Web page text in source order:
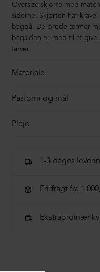
Oversize skjorte med
siderne. Skjorten har
bagpå. De brede ærmer
bagsiden er med til at give
farver.
Materiale
Pasform og mål
Str. XS-S-M-L-XL-XXL
Længde bagpå 57-58-59-60-
*Målene er vejledende.
Pleje
1-3 dages
Fri fragt fra
Ekstraordinær